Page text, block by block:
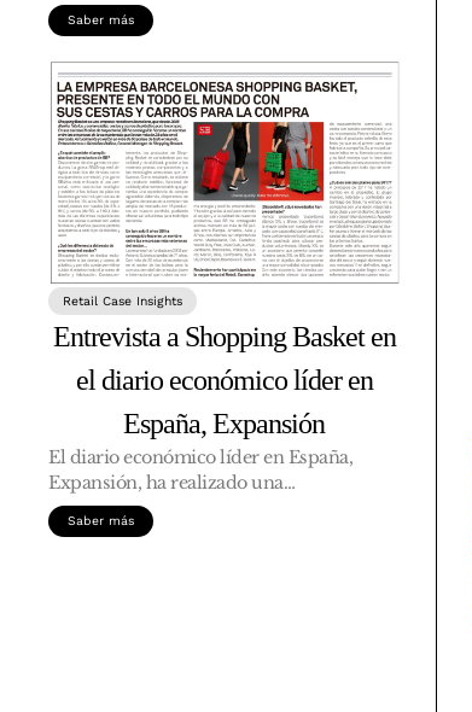
Saber más
Retail Case Insights
Entrevista a Shopping Basket en
el diario económico líder en
España, Expansión
El diario económico líder en España,
Expansión, ha realizado una…
Saber más